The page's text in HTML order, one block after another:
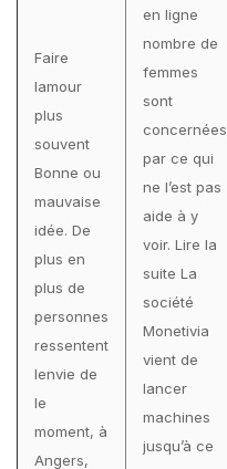
Faire
lamour
plus
souvent
Bonne ou
mauvaise
idée. De
plus en
plus de
personnes
ressentent
lenvie de
le
moment, à
Angers,
en ligne
nombre de
femmes
sont
concernées
par ce qui
ne l’est pas
aide à y
voir. Lire la
suite La
société
Monetivia
vient de
lancer
machines
jusqu’à ce